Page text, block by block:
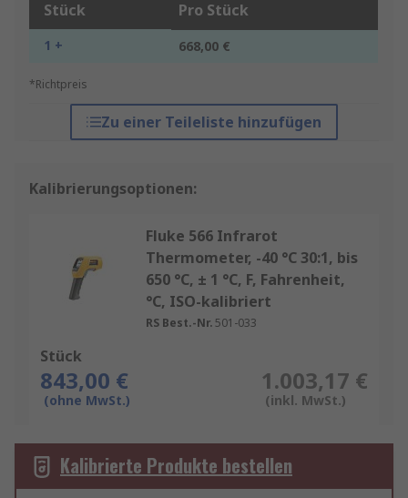
Stück Pro Stück
1 + 668,00 €
*Richtpreis
Zu einer Teileliste hinzufügen
Kalibrierungsoptionen:
Fluke 566 Infrarot
Thermometer, -40 °C 30:1, bis
650 °C, ± 1 °C, F, Fahrenheit,
°C, ISO-kalibriert
RS Best.-Nr. 501-033
Stück
843,00 €
(ohne MwSt.)
1.003,17 €
(inkl. MwSt.)
Kalibrierte Produkte bestellen